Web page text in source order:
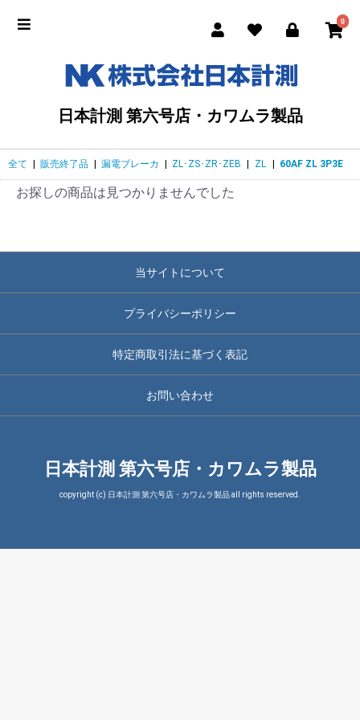
0
日本計測 第六号店・カワムラ製品
全て 販売終了品 漏電ブレーカ ZL･ZS･ZR･ZEB ZL 60AF ZL 3P3E
お探しの商品は見つかりませんでした
当サイトについて
プライバシーポリシー
特定商取引法に基づく表記
お問い合わせ
日本計測 第六号店・カワムラ製品
copyright (c) 日本計測 第六号店・カワムラ製品 all rights reserved.